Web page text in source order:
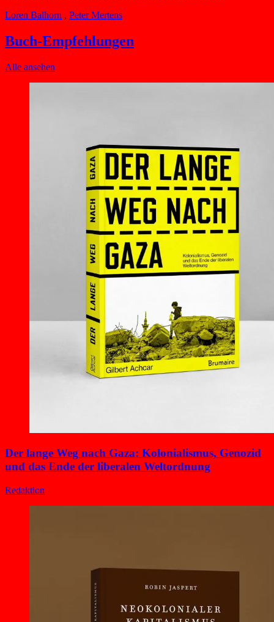
Loren Balhorn , Peter Mertens
Buch-Empfehlungen
Alle ansehen
Der lange Weg nach Gaza: Kolonialismus, Genozid
und das Ende der liberalen Weltordnung
Redaktion